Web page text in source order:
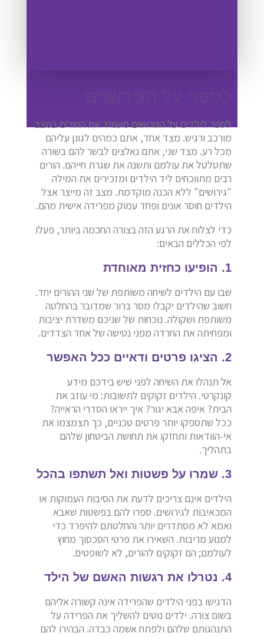
לספר לילדים על הגירושים מעמיד את ההורים במצב
מורכב ורגיש. מצד אחד, אתם כמהים לגונן עליהם
מכל רע. מצד שני, אתם נאלצים לבשר להם בשורה
שתטלטל את עולמם ותשנה את שגרת חייהם. הורים
רבים מתווכחים ליד הילדים ומזכירים את המילה
"גירושים" ללא הכנה מוקדמת. מצב זה מייצר אצל
הילדים חוסר אונים ופחד עמוק מפרידה אישית מהם.
כדי לצלוח את הרגע הזה בצורה החכמה ביותר, פעלו
לפי הכללים הבאים:
1. הופיעו כחזית מאוחדת
שבו עם הילדים לשיחה משותפת של שני ההורים יחד.
חשוב שהילדים יקבלו מסר ברור שמדובר בהחלטה
משותפת ושקולה. נוכחות של שניכם משדרת יציבות
ומפחיתה את החרדה מפני נטישה של אחד הצדדים.
2. הציגו פרטים ודאיים ככל האפשר
אל תנהלו את השיחה לפני שיש בידכם מידע
קונקרטי. הילדים זקוקים לתשובות: מי עוזב את
הבית? איפה אבא יגור? איך ייראו הסדרי הראייה?
ככל שתספקו יותר פרטים טכניים, כך תצמצמו את
אי-הוודאות ותחזקו את תחושת הביטחון שלהם
בתהליך.
3. שמרו על פשטות ואל תשתפו בהכל
הילדים אינם צריכים לדעת את הסיבות העמוקות או
המכאיבות לגירושים. ספרו להם בפשטות שאבא
ואמא לא מסתדרים יותר והחלטתם להיפרד כדי
למנוע מריבות. השאירו את פרטי הסכסוך מחוץ
לעולמם; הם זקוקים להורים, לא לשופטים.
4. נטרלו את רגשות האשם של הילד
הדגישו בפני הילדים שהפרידה אינה קשורה אליהם
בשום צורה. ילדים נוטים להשליך את הפרידה על
התנהגותם שלהם ולפתח אשמה כבדה. הבהירו להם